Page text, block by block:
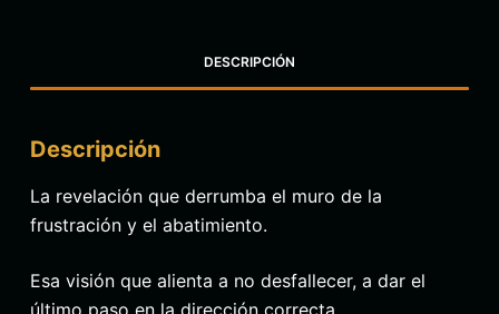
DESCRIPCIÓN
Descripción
La revelación que derrumba el muro de la
frustración y el abatimiento.
Esa visión que alienta a no desfallecer, a dar el